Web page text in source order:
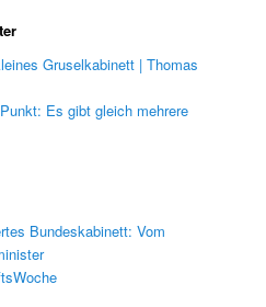
Gruselkabinett | Thomas
Es gibt gleich mehrere
Bundeskabinett: Vom